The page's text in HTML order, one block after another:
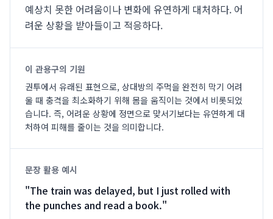
예상치 못한 어려움이나 변화에 유연하게 대처하다. 어
려운 상황을 받아들이고 적응하다.
이 관용구의 기원
권투에서 유래된 표현으로, 상대방의 주먹을 완전히 막기 어려
울 때 충격을 최소화하기 위해 몸을 움직이는 것에서 비롯되었
습니다. 즉, 어려운 상황에 정면으로 맞서기보다는 유연하게 대
처하여 피해를 줄이는 것을 의미합니다.
문장 활용 예시
"The train was delayed, but I just rolled with
the punches and read a book."